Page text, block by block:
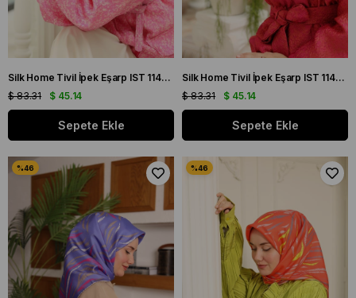
Silk Home Tivil İpek Eşarp IST 11432 - 58 Yeşil, Pembe, Acı Kahve, Ekru
$ 45.14
$ 83.31
Sepete Ekle
Silk Home Tivil İpek Eşarp IST 11432 - 45 Mor, Parlak Turuncu, Yeşil, Pembe
$ 45.14
$ 83.31
Sepete Ekle